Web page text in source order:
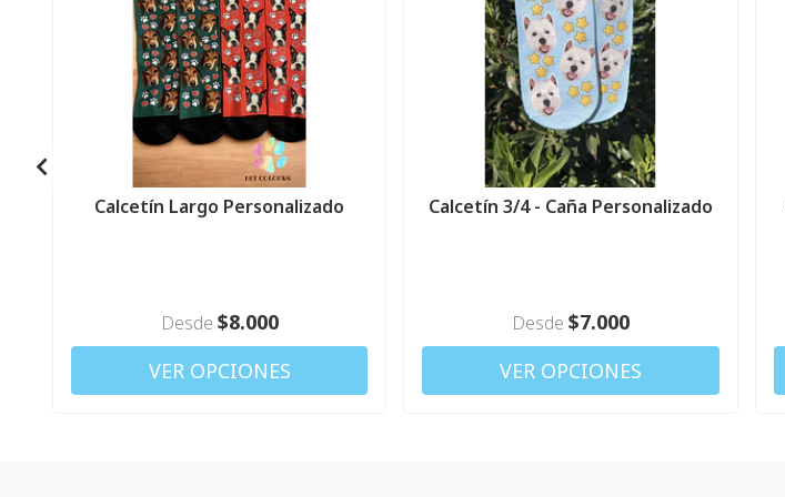
Calcetín Largo Personalizado
Desde $8.000
VER OPCIONES
Calcetín 3/4 - Caña Personalizado
Desde $7.000
VER OPCIONES